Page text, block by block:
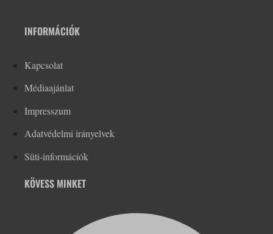
INFORMÁCIÓK
Kapcsolat
Médiaajánlat
Impresszum
Adatvédelmi irányelvek
Süti-információk
KÖVESS MINKET